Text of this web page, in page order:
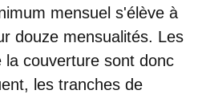
mensuel s'élève à
douze mensualités. Les
la couverture sont donc
les tranches de